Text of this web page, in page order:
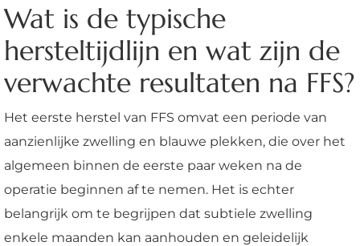
Wat is de typische
hersteltijdlijn en wat zijn de
verwachte resultaten na FFS?
Het eerste herstel van FFS omvat een periode van
aanzienlijke zwelling en blauwe plekken, die over het
algemeen binnen de eerste paar weken na de
operatie beginnen af te nemen. Het is echter
belangrijk om te begrijpen dat subtiele zwelling
enkele maanden kan aanhouden en geleidelijk